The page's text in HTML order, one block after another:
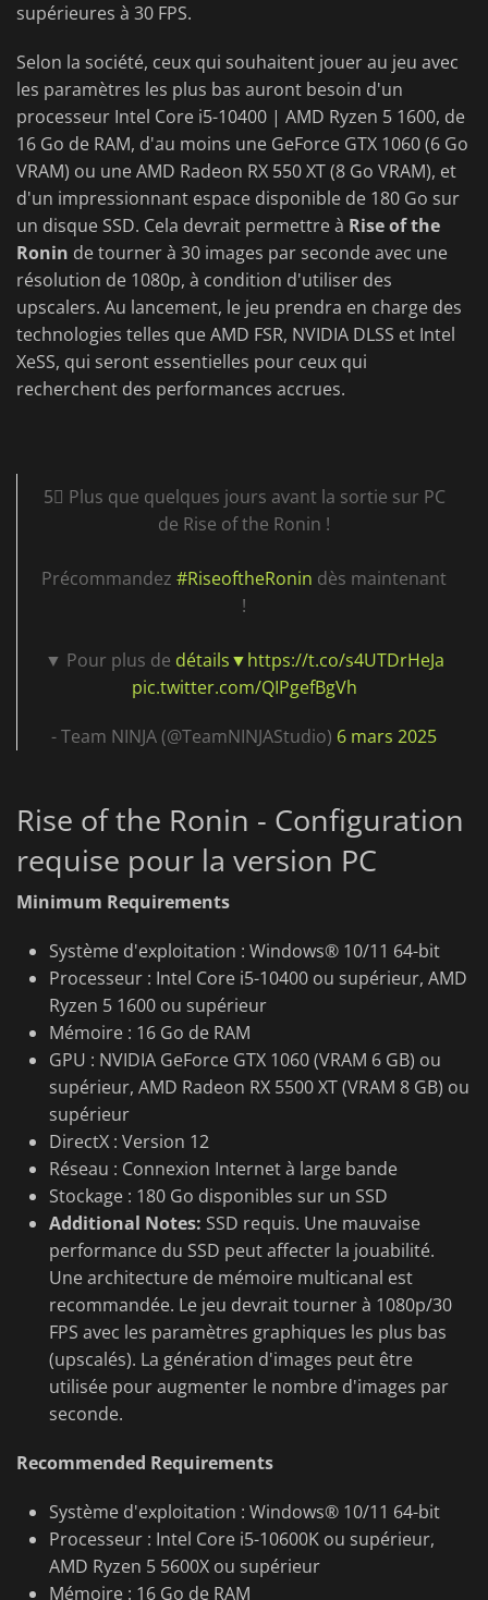
supérieures à 30 FPS.
Selon la société, ceux qui souhaitent jouer au jeu avec
les paramètres les plus bas auront besoin d'un
processeur Intel Core i5-10400 | AMD Ryzen 5 1600, de
16 Go de RAM, d'au moins une GeForce GTX 1060 (6 Go
VRAM) ou une AMD Radeon RX 550 XT (8 Go VRAM), et
d'un impressionnant espace disponible de 180 Go sur
un disque SSD. Cela devrait permettre à Rise of the
Ronin de tourner à 30 images par seconde avec une
résolution de 1080p, à condition d'utiliser des
upscalers. Au lancement, le jeu prendra en charge des
technologies telles que AMD FSR, NVIDIA DLSS et Intel
XeSS, qui seront essentielles pour ceux qui
recherchent des performances accrues.
5⃣ Plus que quelques jours avant la sortie sur PC
de Rise of the Ronin !
Précommandez #RiseoftheRonin dès maintenant
!
▼ Pour plus de détails▼https://t.co/s4UTDrHeJa
pic.twitter.com/QIPgefBgVh
- Team NINJA (@TeamNINJAStudio) 6 mars 2025
Rise of the Ronin - Configuration
requise pour la version PC
Minimum Requirements
Système d'exploitation : Windows® 10/11 64-bit
Processeur : Intel Core i5-10400 ou supérieur, AMD
Ryzen 5 1600 ou supérieur
Mémoire : 16 Go de RAM
GPU : NVIDIA GeForce GTX 1060 (VRAM 6 GB) ou
supérieur, AMD Radeon RX 5500 XT (VRAM 8 GB) ou
supérieur
DirectX : Version 12
Réseau : Connexion Internet à large bande
Stockage : 180 Go disponibles sur un SSD
Additional Notes: SSD requis. Une mauvaise
performance du SSD peut affecter la jouabilité.
Une architecture de mémoire multicanal est
recommandée. Le jeu devrait tourner à 1080p/30
FPS avec les paramètres graphiques les plus bas
(upscalés). La génération d'images peut être
utilisée pour augmenter le nombre d'images par
seconde.
Recommended Requirements
Système d'exploitation : Windows® 10/11 64-bit
Processeur : Intel Core i5-10600K ou supérieur,
AMD Ryzen 5 5600X ou supérieur
Mémoire : 16 Go de RAM